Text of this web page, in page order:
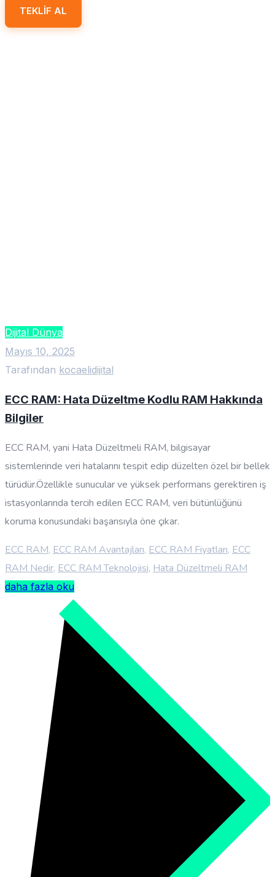
TEKLIF AL
Dijital Dünya
Mayıs 10, 2025
Tarafından kocaelidijital
ECC RAM: Hata Düzeltme Kodlu RAM Hakkında
Bilgiler
ECC RAM, yani Hata Düzeltmeli RAM, bilgisayar
sistemlerinde veri hatalarını tespit edip düzelten özel bir bellek
türüdür.Özellikle sunucular ve yüksek performans gerektiren iş
istasyonlarında tercih edilen ECC RAM, veri bütünlüğünü
koruma konusundaki başarısıyla öne çıkar.
ECC RAM, ECC RAM Avantajları, ECC RAM Fiyatları, ECC
RAM Nedir, ECC RAM Teknolojisi, Hata Düzeltmeli RAM
daha fazla oku